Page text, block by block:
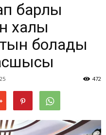
барлық
халық
болады
472